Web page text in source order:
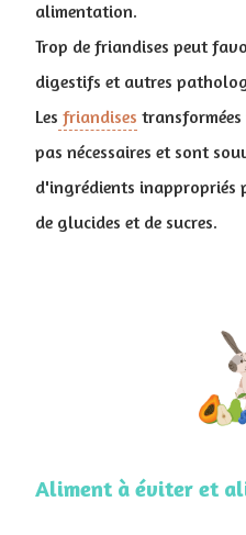
alimentation.
Trop de friandises peut
digestifs et autres
Les friandises
pas nécessaires et sont
d'ingrédients inappropriés
de glucides et de sucres.
Aliment à éviter et